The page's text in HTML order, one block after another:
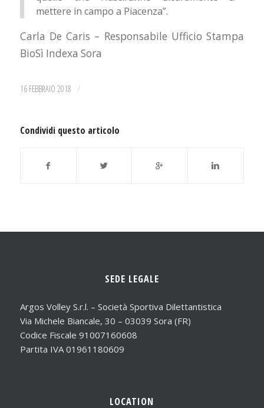
mettere in campo a Piacenza”.
Carla De Caris – Responsabile Ufficio Stampa
BioSì Indexa Sora
16 FEBBRAIO 2018 /
Condividi questo articolo
SEDE LEGALE
Argos Volley S.r.l. – Società Sportiva Dilettantistica
Via Michele Biancale, 30 – 03039 Sora (FR)
Codice Fiscale 91007160608
Partita IVA 01961180609
LOCATION